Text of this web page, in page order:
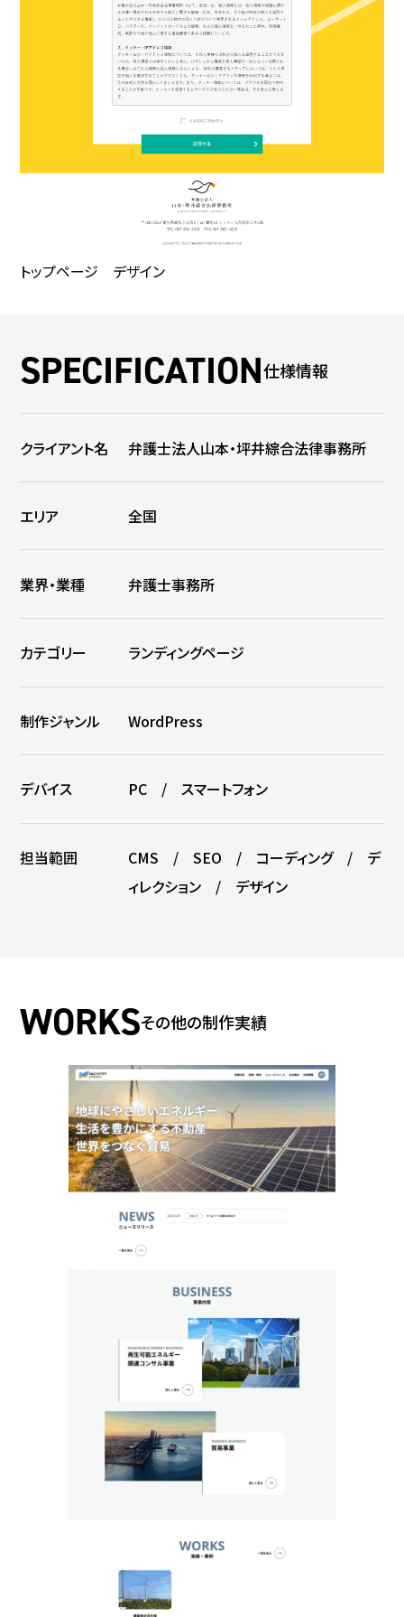
トップページ デザイン
仕様情報
クライアント名 弁護士法人山本・坪井綜合法律事務所
エリア 全国
業界・業種 弁護士事務所
カテゴリー ランディングページ
制作ジャンル WordPress
デバイス PC / スマートフォン
担当範囲
CMS / SEO / コーディング / デ
ィレクション / デザイン
その他の制作実績